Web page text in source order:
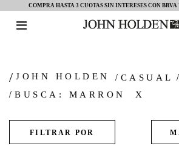
COMPRA HASTA 3 CUOTAS SIN INTERESES CON BBVA
JOHN HOLDEN CASUAL
BUSCA: MARRON
X